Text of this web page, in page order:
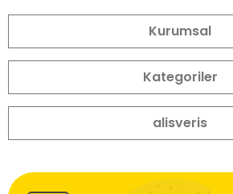
Kurumsal
Kategoriler
alisveris